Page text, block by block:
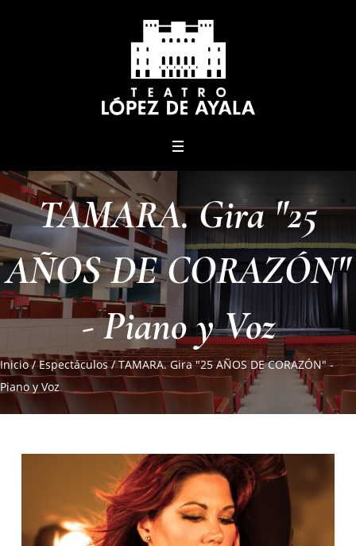
TAMARA. Gira "25
AÑOS DE CORAZÓN"
- Piano y Voz
Inicio /Espectáculos /TAMARA. Gira "25 AÑOS DE CORAZÓN" -
Piano y Voz